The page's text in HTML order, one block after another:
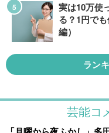
実は10万使
る？1円で
編）
ラン